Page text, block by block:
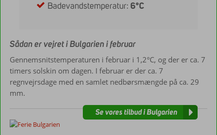
Badevandstemperatur: 6°C
Sådan er vejret i Bulgarien i februar
Gennemsnitstemperaturen i februar i 1,2°C, og der er ca. 7
timers solskin om dagen. I februar er der ca. 7
regnvejrsdage med en samlet nedbørsmængde på ca. 29
mm.
Se vores tilbud i Bulgarien